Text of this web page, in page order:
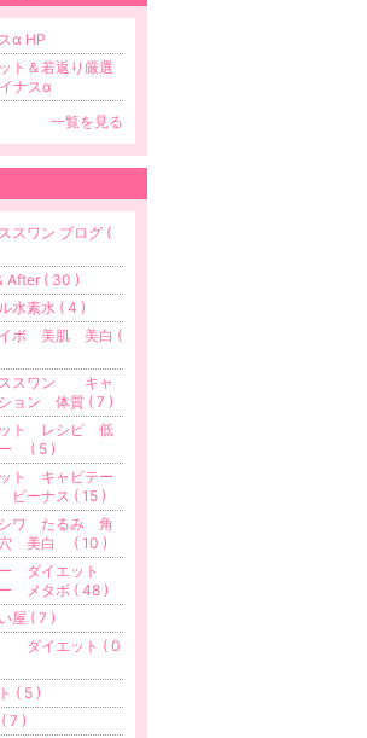
α HP
ト＆若返り厳選
ナスα
一覧を見る
スワン ブログ (
After ( 30 )
水素水 ( 4 )
ボ 美肌 美白 (
ススワン キャ
ョン 体質 ( 7 )
ット レシピ 低
ー ( 5 )
ト キャビテー
ビーナス ( 15 )
ワ たるみ 角
美白 ( 10 )
ダイエット
メタボ ( 48 )
屋 ( 7 )
ダイエット ( 0
( 5 )
7 )